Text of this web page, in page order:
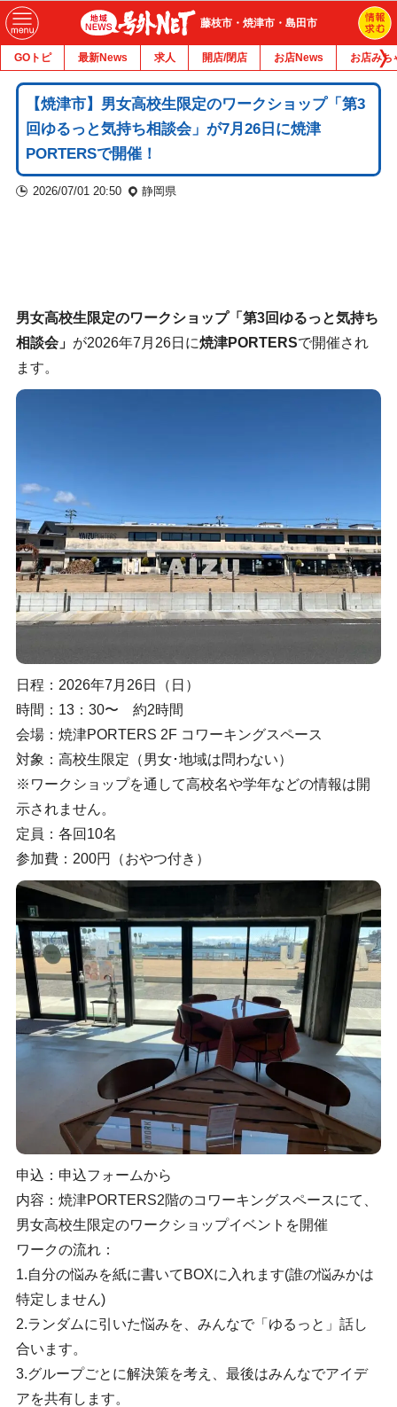
藤枝市・焼津市・島田市
GOトピ 最新News 求人 開店/閉店 お店News お店みち
【焼津市】男女高校生限定のワークショップ「第3
回ゆるっと気持ち相談会」が7月26日に焼津
PORTERSで開催！
2026/07/01 20:50 静岡県
男女高校生限定のワークショップ「第3回ゆるっと気持ち
相談会」 が2026年7月26日に焼津PORTERSで開催され
ます。
日程：2026年7月26日（日）
時間：13：30〜 約2時間
会場：焼津PORTERS 2F コワーキングスペース
対象：高校生限定（男女･地域は問わない）
※ワークショップを通して高校名や学年などの情報は開
示されません。
定員：各回10名
参加費：200円（おやつ付き）
申込：申込フォームから
内容：焼津PORTERS2階のコワーキングスペースにて、
男女高校生限定のワークショップイベントを開催
ワークの流れ：
1.自分の悩みを紙に書いてBOXに入れます(誰の悩みかは
特定しません)
2.ランダムに引いた悩みを、みんなで「ゆるっと」話し
合います。
3.グループごとに解決策を考え、最後はみんなでアイデ
アを共有します。